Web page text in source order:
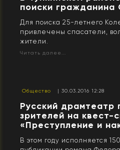
поиски
Для поиска 25-летнего
привлечены спасатели,
жители.
Читать далее...
Общество | 30.03.2016 12:28
Русский драмтеатр
зрителей на квест-
«Преступление и
В этом году исполняется